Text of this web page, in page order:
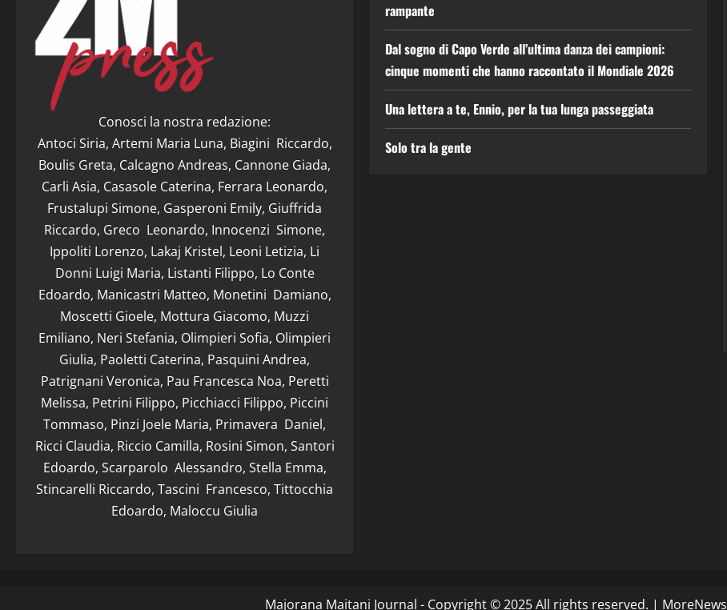
Conosci la nostra redazione:
Antoci Siria, Artemi Maria Luna, Biagini Riccardo,
Boulis Greta, Calcagno Andreas, Cannone Giada,
Carli Asia, Casasole Caterina, Ferrara Leonardo,
Frustalupi Simone, Gasperoni Emily, Giuffrida
Riccardo, Greco Leonardo, Innocenzi Simone,
Ippoliti Lorenzo, Lakaj Kristel, Leoni Letizia, Li
Donni Luigi Maria, Listanti Filippo, Lo Conte
Edoardo, Manicastri Matteo, Monetini Damiano,
Moscetti Gioele, Mottura Giacomo, Muzzi
Emiliano, Neri Stefania, Olimpieri Sofia, Olimpieri
Giulia, Paoletti Caterina, Pasquini Andrea,
Patrignani Veronica, Pau Francesca Noa, Peretti
Melissa, Petrini Filippo, Picchiacci Filippo, Piccini
Tommaso, Pinzi Joele Maria, Primavera Daniel,
Ricci Claudia, Riccio Camilla, Rosini Simon, Santori
Edoardo, Scarparolo Alessandro, Stella Emma,
Stincarelli Riccardo, Tascini Francesco, Tittocchia
Edoardo, Maloccu Giulia
rampante
Dal sogno di Capo Verde all’ultima danza dei campioni:
cinque momenti che hanno raccontato il Mondiale 2026
Una lettera a te, Ennio, per la tua lunga passeggiata
Solo tra la gente
Majorana Maitani Journal - Copyright © 2025 All rights reserved. | MoreNews